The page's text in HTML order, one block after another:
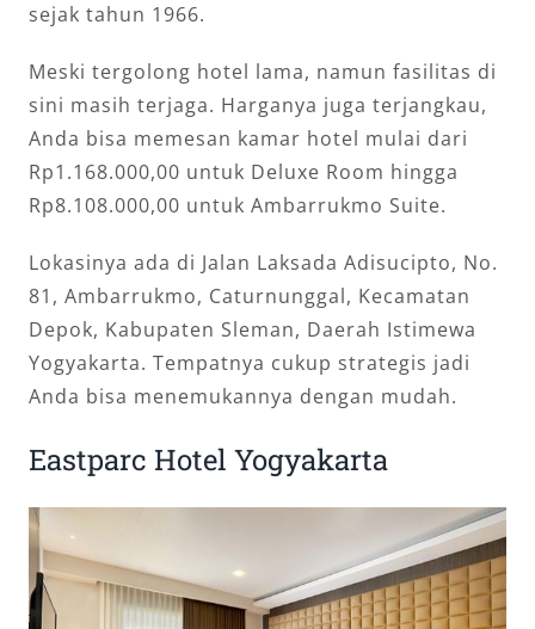
sejak tahun 1966.
Meski tergolong hotel lama, namun fasilitas di
sini masih terjaga. Harganya juga terjangkau,
Anda bisa memesan kamar hotel mulai dari
Rp1.168.000,00 untuk Deluxe Room hingga
Rp8.108.000,00 untuk Ambarrukmo Suite.
Lokasinya ada di Jalan Laksada Adisucipto, No.
81, Ambarrukmo, Caturnunggal, Kecamatan
Depok, Kabupaten Sleman, Daerah Istimewa
Yogyakarta. Tempatnya cukup strategis jadi
Anda bisa menemukannya dengan mudah.
Eastparc Hotel Yogyakarta